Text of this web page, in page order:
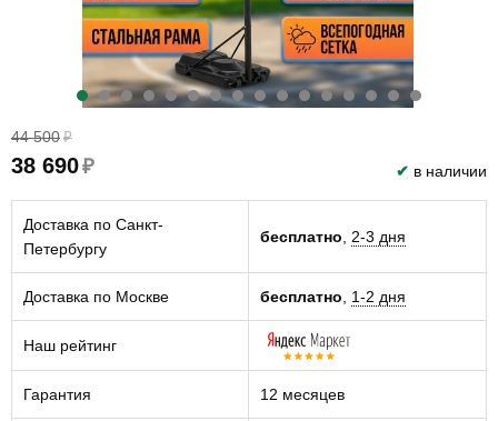
44 500 ₽
38 690₽ ✔ в наличии
Доставка по Санкт-
Петербургу
бесплатно 2-3 дня
Доставка по Москве бесплатно 1-2 дня
Наш рейтинг
Гарантия 12 месяцев